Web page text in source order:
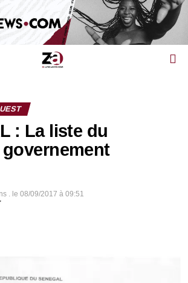
: La liste du
. le 08/09/2017 à 09:51